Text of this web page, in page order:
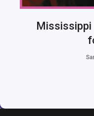
Mississippi